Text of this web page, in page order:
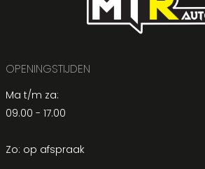
OPENINGSTIJDEN
Ma t/m za:
09.00 - 17.00
Zo: op afspraak